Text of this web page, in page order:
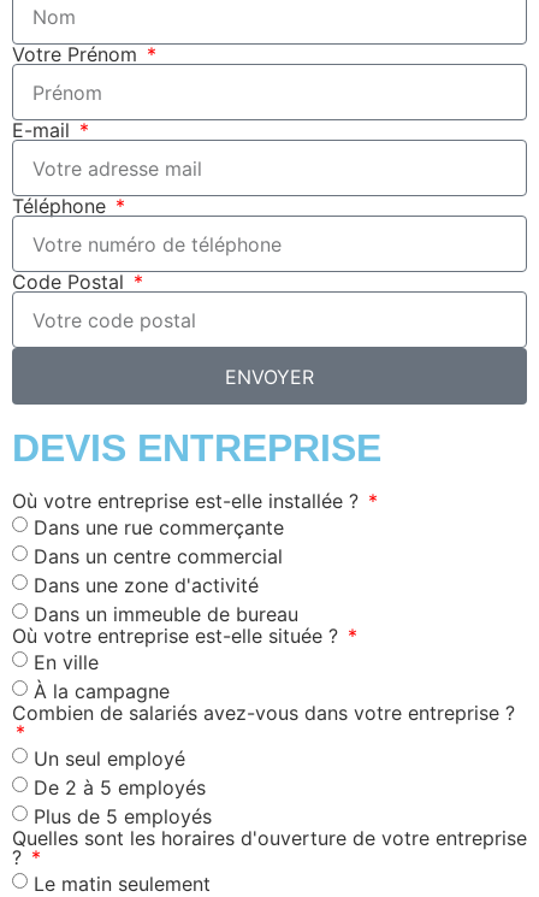
Votre Prénom
E-mail
Téléphone
Code Postal
ENVOYER
DEVIS ENTREPRISE
Où votre entreprise est-elle installée ?
Dans une rue commerçante
Dans un centre commercial
Dans une zone d'activité
Dans un immeuble de bureau
Où votre entreprise est-elle située ?
En ville
À la campagne
Combien de salariés avez-vous dans votre entreprise ?
Un seul employé
De 2 à 5 employés
Plus de 5 employés
Quelles sont les horaires d'ouverture de votre entreprise
?
Le matin seulement